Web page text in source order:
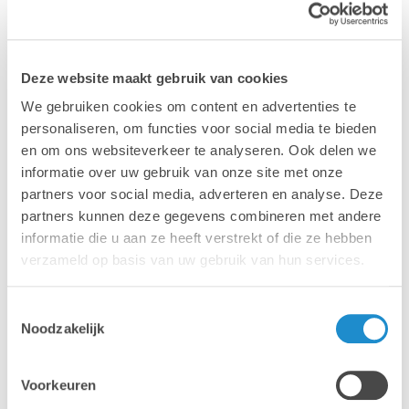
Deze website maakt gebruik van cookies
We gebruiken cookies om content en advertenties te
personaliseren, om functies voor social media te bieden
en om ons websiteverkeer te analyseren. Ook delen we
informatie over uw gebruik van onze site met onze
partners voor social media, adverteren en analyse. Deze
partners kunnen deze gegevens combineren met andere
informatie die u aan ze heeft verstrekt of die ze hebben
verzameld op basis van uw gebruik van hun services.
Noodzakelijk
Voorkeuren
Accélérer,
simplifier,améliorer
Examinez vos processus marketing avec Lab9 Pro.
De petits ajustements font souvent une grande différence.
Stocker, envoyer et
Travaillez plus